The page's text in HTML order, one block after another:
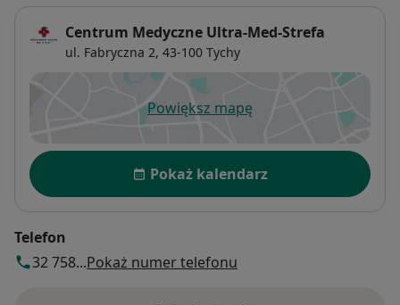
Centrum Medyczne Ultra-Med-Strefa
ul. Fabryczna 2, 43-100 Tychy
Powiększ mapęotwiera się w nowej karcie
Dostępność
Pokaż kalendarz
Telefon
32 758...Pokaż numer telefonu